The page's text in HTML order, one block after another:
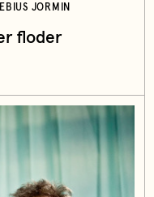
JORMIN
floder